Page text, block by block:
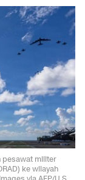
pesawat militer
ke wilayah